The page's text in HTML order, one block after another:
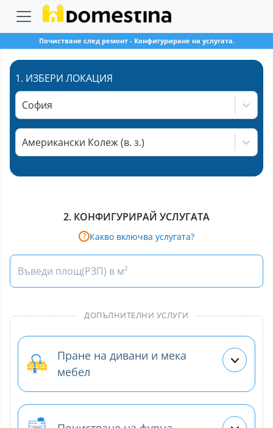
Почистване след ремонт- Конфигуриране на услугата.
1. ИЗБЕРИ ЛОКАЦИЯ
София
Американски Колеж (в. з.)
2. КОНФИГУРИРАЙ УСЛУГАТА
? Какво включва услугата?
ДОПЪЛНИТЕЛНИ УСЛУГИ
Пране на дивани и мека
мебел